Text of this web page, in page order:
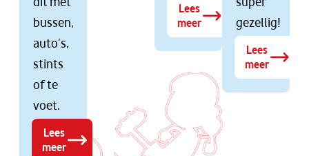
bussen,
auto’s,
stints
of te
voet.
Lees
meer
Lees
meer
gezellig!
Lees
meer